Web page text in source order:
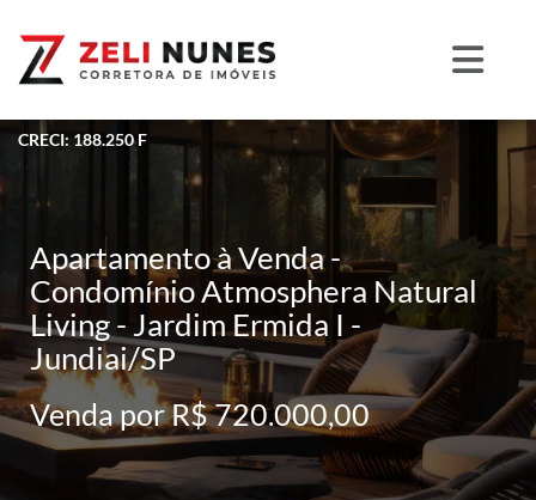
CRECI: 188.250 F
Apartamento à Venda -
Condomínio Atmosphera Natural
Living - Jardim Ermida I -
Jundiai/SP
Venda por R$ 720.000,00